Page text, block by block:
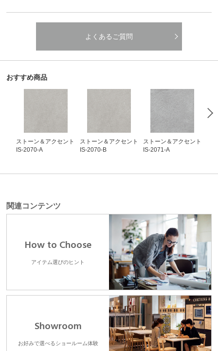
よくあるご質問
おすすめ商品
ストーン＆アクセント
IS-2070-A
ストーン＆アクセント
IS-2070-B
ストーン＆アクセント
IS-2071-A
関連コンテンツ
How to Choose
アイテム選びのヒント
Showroom
お好みで選べるショールーム体験